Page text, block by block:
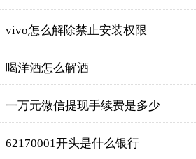
vivo怎么解除禁止安装权限
喝洋酒怎么解酒
一万元微信提现手续费是多少
62170001开头是什么银行